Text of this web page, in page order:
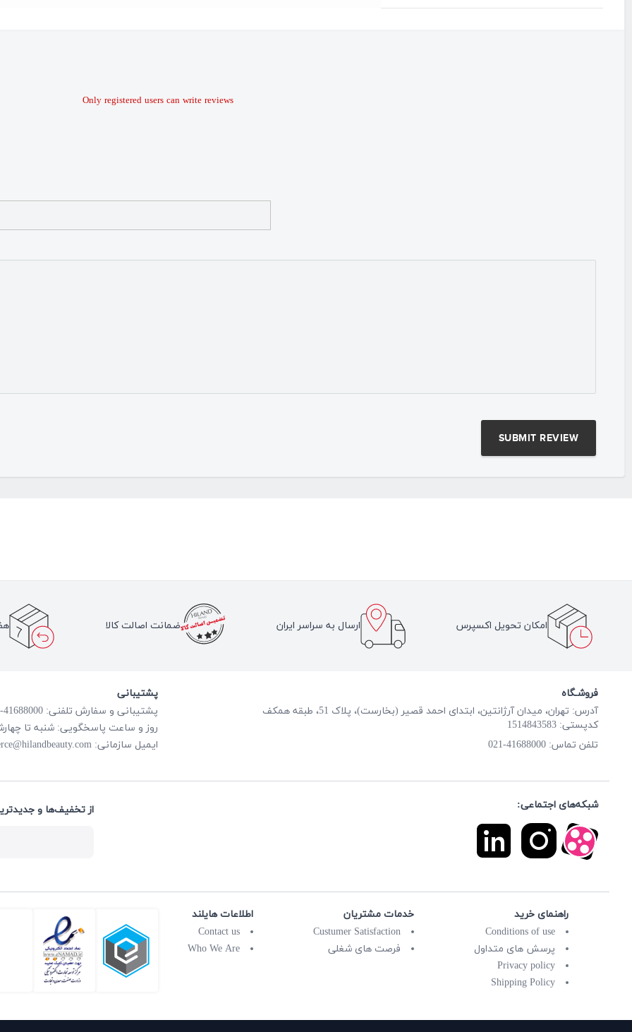
Only registered users can write reviews
امکان تحویل اکسپرس ارسال به سراسر ایران ضمانت اصالت کالا
فروشـگاه
آدرس: تهران، میدان آرژانتین، ابتدای احمد قصیر (بخارست)، پلاک 51، طبقه همکف
کدپستی: 1514843583
تلفن تماس: 41688000-021
پشتیبانی
پشتیبانی و سفارش تلفنی: 41688000-021
روز و ساعت پاسخگویی: شنبه تا چهارشنبه از
ایمیل سازمانی:
شبکه‌های اجتماعی: از تخفیف‌ها و
راهنمای خرید
Conditions of use
پرسش های متداول
Privacy policy
Shipping Policy
خدمات مشتریان
Custumer Satisfaction
فرصت های شغلی
اطلاعات هایلند
Contact us
Who We Are